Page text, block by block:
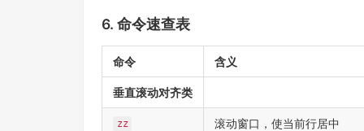
6. 命令速查表
命令 含义
垂直滚动对齐类
zz 滚动窗口，使当前行居中